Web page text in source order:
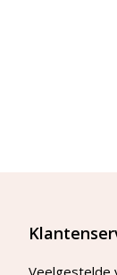
Veelgestelde